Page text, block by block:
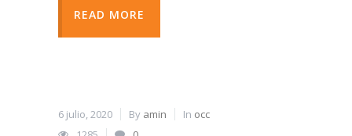
READ MORE
6 julio, 2020 By amin In occ